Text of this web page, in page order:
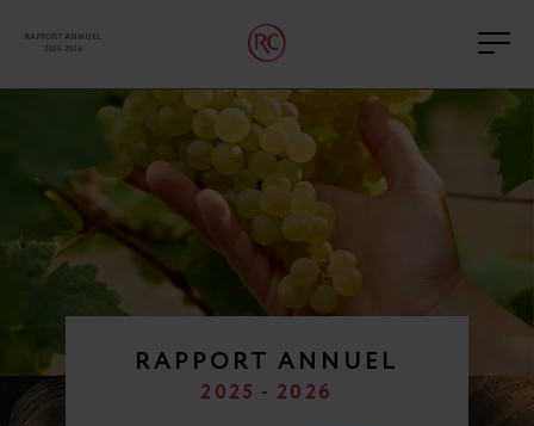
RAPPORT ANNUEL
2025-2026
RAPPORT ANNUEL
2025 - 2026